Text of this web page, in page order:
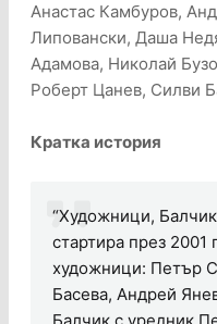
Анастас Камбуров,
Липовански, Даша
Адамова, Николай
Роберт Цанев, Силви
Кратка история
“Художници,
стартира през 2001
художници: Петър
Басева, Андрей